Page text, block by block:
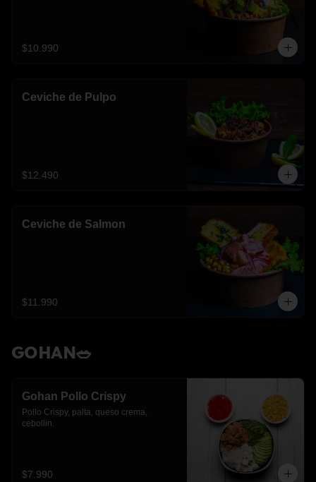
$10.990
Ceviche de Pulpo
$12.490
Ceviche de Salmon
$11.990
GOHAN🥗
Gohan Pollo Crispy
Pollo Crispy, palta, queso crema,
cebollin.
$7.990